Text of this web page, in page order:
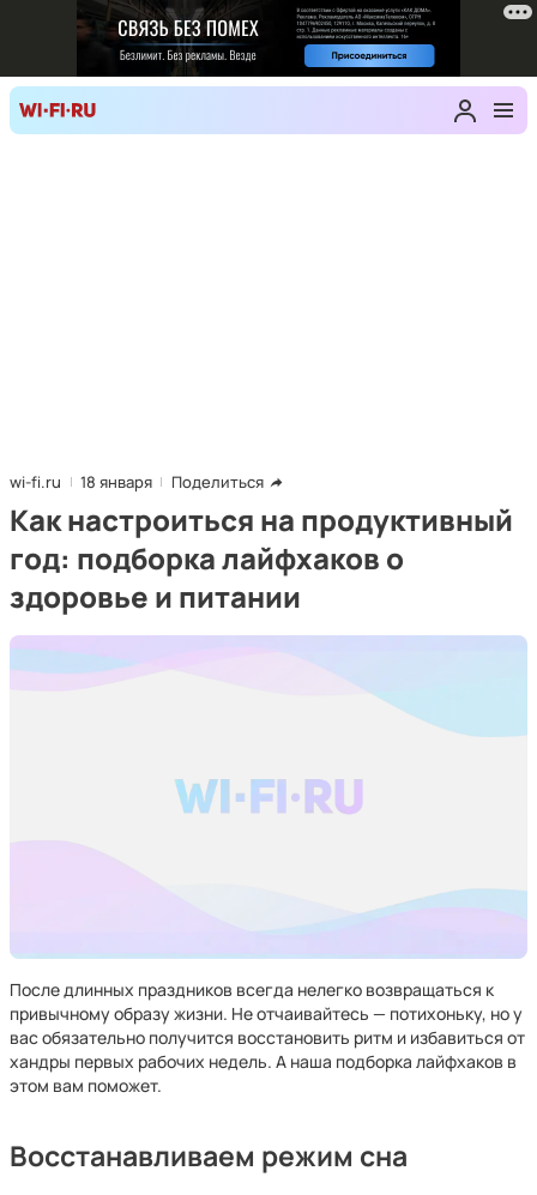
wi-fi.ru 18 января Поделиться
Как настроиться на продуктивный
год: подборка лайфхаков о
здоровье и питании
После длинных праздников всегда нелегко возвращаться к
привычному образу жизни. Не отчаивайтесь — потихоньку, но у
вас обязательно получится восстановить ритм и избавиться от
хандры первых рабочих недель. А наша подборка лайфхаков в
этом вам поможет.
Восстанавливаем режим сна